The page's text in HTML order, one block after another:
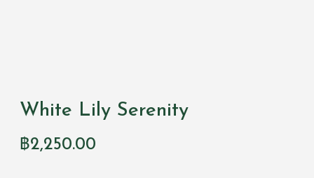
White Lily Serenity
฿2,250.00